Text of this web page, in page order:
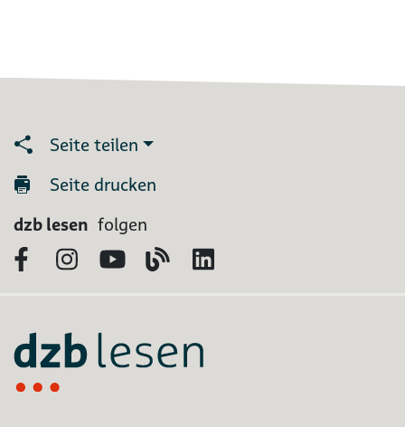
Seite teilen
Seite drucken
dzb lesen folgen
FacebookInstagram
YouTubeBlog